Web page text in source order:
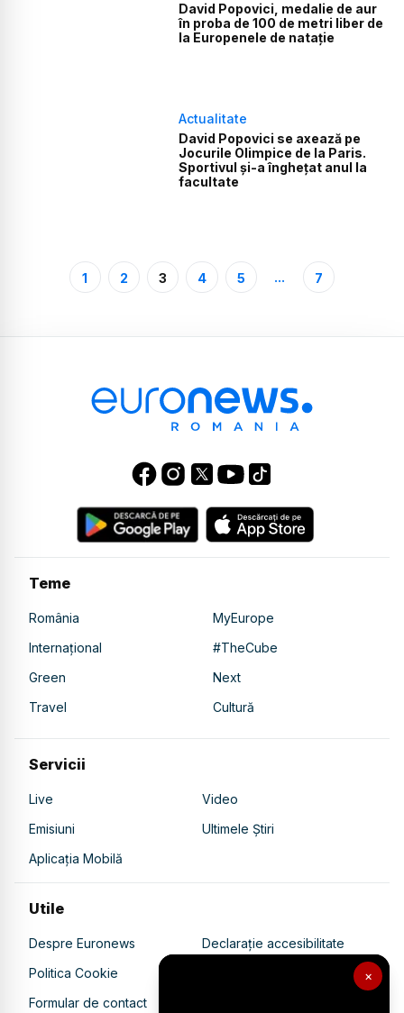
×
David Popovici, medalie de aur
în proba de 100 de metri liber de
la Europenele de natație
Actualitate
David Popovici se axează pe
Jocurile Olimpice de la Paris.
Sportivul și-a înghețat anul la
facultate
1 2 3 4 5 ... 7
Teme
România
MyEurope
Internațional
#TheCube
Green
Next
Travel
Cultură
Servicii
Live
Video
Emisiuni
Ultimele Știri
Aplicația Mobilă
Utile
Despre Euronews
Declarație accesibilitate
Politica Cookie
Politica de confidențialitate
Formular de contact